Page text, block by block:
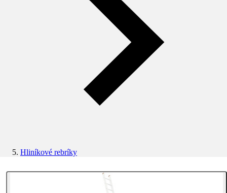
Hliníkové rebríky